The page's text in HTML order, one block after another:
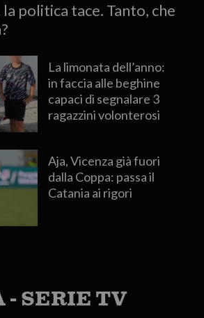
la politica tace. Tanto, che
La limonata dell’anno:
in faccia alle beghine
capaci di segnalare 3
ragazzini volonterosi
Aja, Vicenza già fuori
dalla Coppa: passa il
Catania ai rigori
- SERIE TV